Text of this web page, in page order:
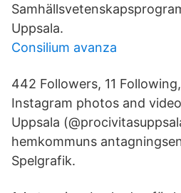
Uppsala.
Consilium avanza
442 Followers, 11
Instagram photos and
Uppsala
hemkommuns
Spelgrafik.